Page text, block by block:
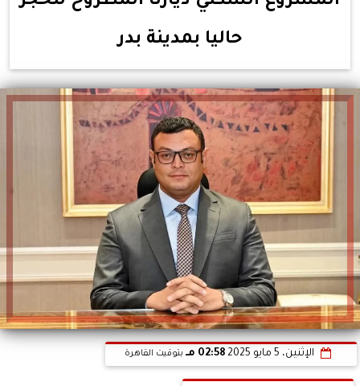
حاليا بمدينة بدر
الإثنين، 5 مايو 2025 02:58 مـ بتوقيت القاهرة